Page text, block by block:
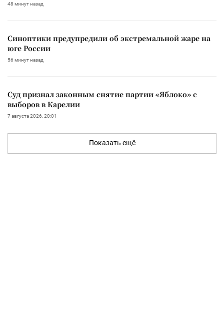
48 минут назад
Синоптики предупредили об экстремальной жаре на
юге России
56 минут назад
Суд признал законным снятие партии «Яблоко» с
выборов в Карелии
7 августа 2026, 20:01
Показать ещё